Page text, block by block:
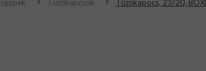
Tűzőkapcsok Tűzőkapocs, 23/20,